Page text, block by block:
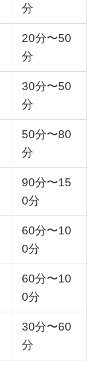
分
20分〜50
分
30分〜50
分
50分〜80
分
90分〜15
0分
60分〜10
0分
60分〜10
0分
30分〜60
分